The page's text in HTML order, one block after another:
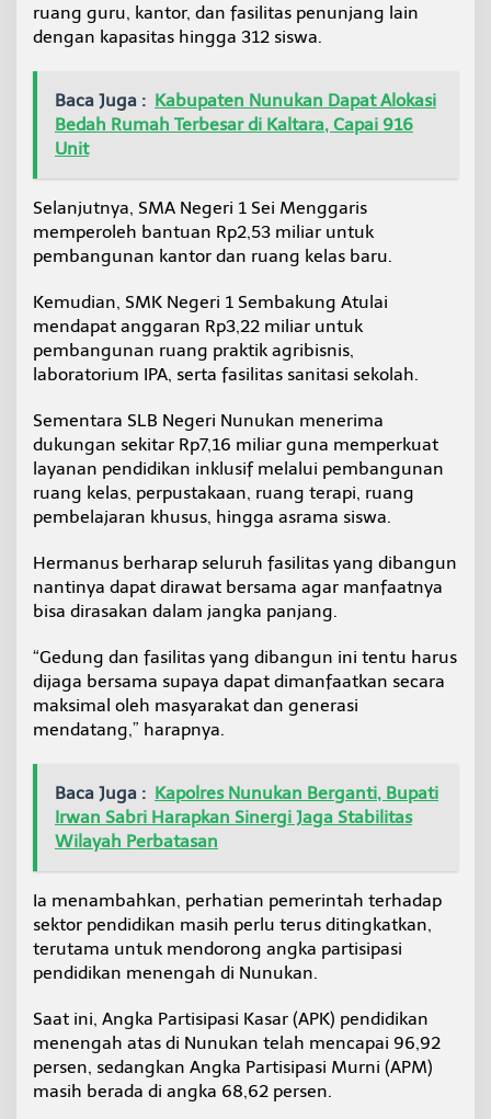
ruang guru, kantor, dan fasilitas penunjang lain
dengan kapasitas hingga 312 siswa.
Baca Juga : Kabupaten Nunukan Dapat Alokasi
Bedah Rumah Terbesar di Kaltara, Capai 916
Unit
Selanjutnya, SMA Negeri 1 Sei Menggaris
memperoleh bantuan Rp2,53 miliar untuk
pembangunan kantor dan ruang kelas baru.
Kemudian, SMK Negeri 1 Sembakung Atulai
mendapat anggaran Rp3,22 miliar untuk
pembangunan ruang praktik agribisnis,
laboratorium IPA, serta fasilitas sanitasi sekolah.
Sementara SLB Negeri Nunukan menerima
dukungan sekitar Rp7,16 miliar guna memperkuat
layanan pendidikan inklusif melalui pembangunan
ruang kelas, perpustakaan, ruang terapi, ruang
pembelajaran khusus, hingga asrama siswa.
Hermanus berharap seluruh fasilitas yang dibangun
nantinya dapat dirawat bersama agar manfaatnya
bisa dirasakan dalam jangka panjang.
“Gedung dan fasilitas yang dibangun ini tentu harus
dijaga bersama supaya dapat dimanfaatkan secara
maksimal oleh masyarakat dan generasi
mendatang,” harapnya.
Baca Juga : Kapolres Nunukan Berganti, Bupati
Irwan Sabri Harapkan Sinergi Jaga Stabilitas
Wilayah Perbatasan
Ia menambahkan, perhatian pemerintah terhadap
sektor pendidikan masih perlu terus ditingkatkan,
terutama untuk mendorong angka partisipasi
pendidikan menengah di Nunukan.
Saat ini, Angka Partisipasi Kasar (APK) pendidikan
menengah atas di Nunukan telah mencapai 96,92
persen, sedangkan Angka Partisipasi Murni (APM)
masih berada di angka 68,62 persen.